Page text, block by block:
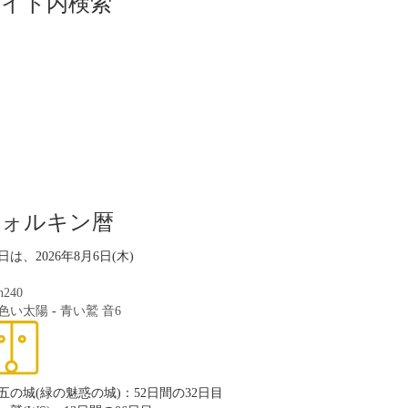
ルキン暦
は、2026年8月6日(木)
い太陽 - 青い鷲 音6
の城(緑の魅惑の城)：52日間の32日目